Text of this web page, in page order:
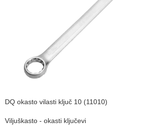
DQ okasto vilasti ključ 10 (11010)
Viljuškasto - okasti ključevi